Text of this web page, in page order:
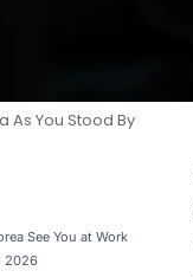
As You Stood By
See You at Work
2026